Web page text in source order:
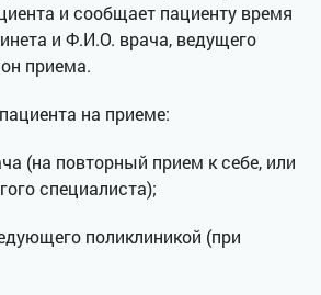
и сообщает пациенту время
и Ф.И.О. врача, ведущего
приема.
на приеме:
(на повторный прием к себе, или
специалиста);
поликлиникой (при